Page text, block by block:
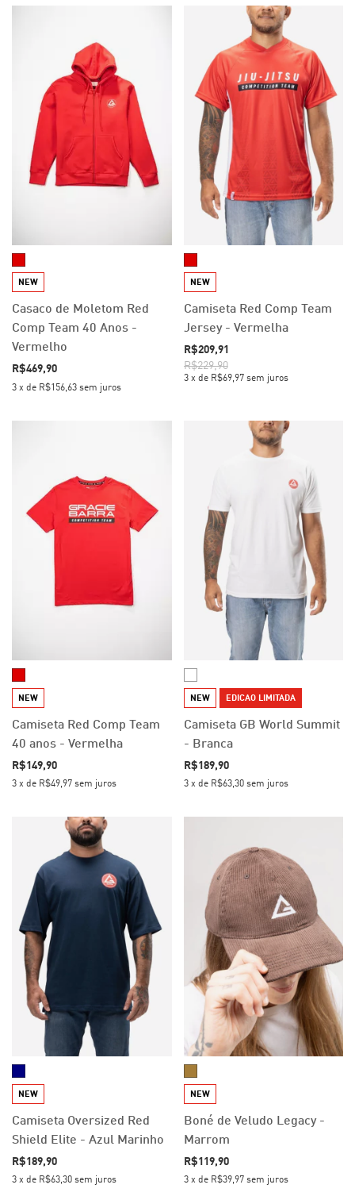
NEW
Casaco de Moletom Red
Comp Team 40 Anos -
Vermelho
R$469,90
3 x de R$156,63 sem juros
NEW
Camiseta Red Comp Team
Jersey - Vermelha
R$209,91
R$229,90
3 x de R$69,97 sem juros
NEW
Camiseta Red Comp Team
40 anos - Vermelha
R$149,90
3 x de R$49,97 sem juros
NEW EDICAO LIMITADA
Camiseta GB World Summit
- Branca
R$189,90
3 x de R$63,30 sem juros
NEW
Camiseta Oversized Red
Shield Elite - Azul Marinho
R$189,90
3 x de R$63,30 sem juros
NEW
Boné de Veludo Legacy -
Marrom
R$119,90
3 x de R$39,97 sem juros